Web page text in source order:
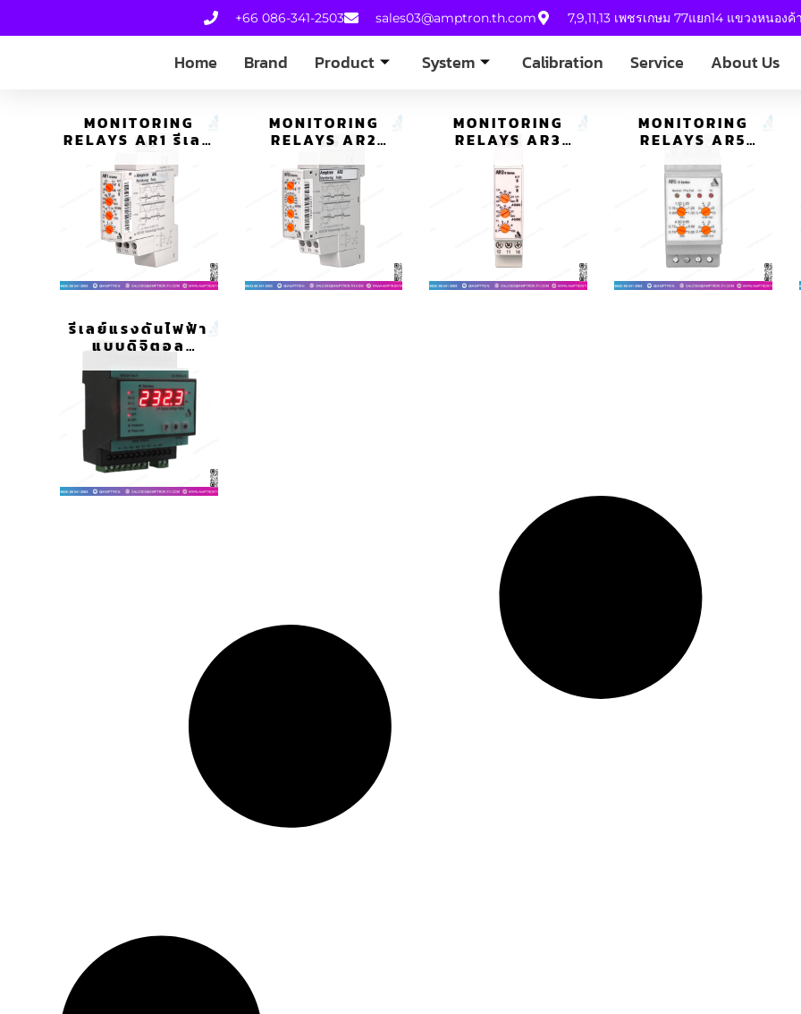
+66 086-341-2503 sales03@amptron.th.com 7,9,11,13 เพชรเกษม 77แยก14 แขวงหนอ
Home Brand Product System Calibration Service About Us
MONITORING
RELAYS AR1 รีเลย์
เกิน D SERIES
MONITORING
RELAYS AR2
ไฟเกิน D SERIES
MONITORING
RELAYS AR3
ไฟเกิน D SERIES
MONITORING
RELAYS AR5
ไฟเกิน D SERIES
รีเลย์แรงดันไฟฟ้า
แบบดิจิตอล
RELAY) D SERIES